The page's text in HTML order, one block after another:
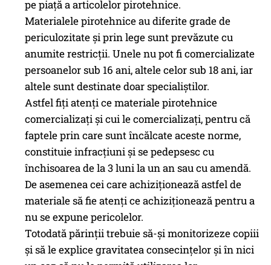
pe piață a articolelor pirotehnice.
Materialele pirotehnice au diferite grade de
periculozitate și prin lege sunt prevăzute cu
anumite restricții. Unele nu pot fi comercializate
persoanelor sub 16 ani, altele celor sub 18 ani, iar
altele sunt destinate doar specialiștilor.
Astfel fiți atenți ce materiale pirotehnice
comercializați și cui le comercializați, pentru că
faptele prin care sunt încălcate aceste norme,
constituie infracțiuni și se pedepsesc cu
închisoarea de la 3 luni la un an sau cu amendă.
De asemenea cei care achiziționează astfel de
materiale să fie atenți ce achiziționează pentru a
nu se expune pericolelor.
Totodată părinții trebuie să-și monitorizeze copiii
și să le explice gravitatea consecințelor și în nici